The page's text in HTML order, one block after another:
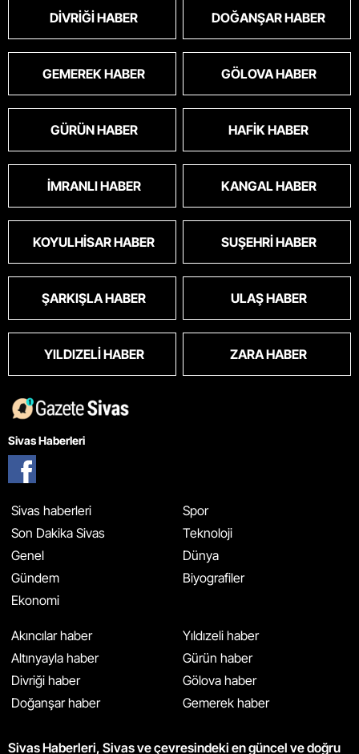
DIVRIĞI HABER DOĞANŞAR HABER
GEMEREK HABER GÖLOVA HABER
GÜRÜN HABER HAFIK HABER
İMRANLI HABER KANGAL HABER
KOYULHISAR HABER SUŞEHRI HABER
ŞARKIŞLA HABER ULAŞ HABER
YILDIZELI HABER ZARA HABER
Sivas Haberleri
Sivas haberleri
Son Dakika Sivas
Genel
Gündem
Ekonomi
Spor
Teknoloji
Dünya
Biyografiler
Akıncılar haber
Altınyayla haber
Divriği haber
Doğanşar haber
Yıldızeli haber
Gürün haber
Gölova haber
Gemerek haber
Sivas Haberleri, Sivas ve çevresindeki en güncel ve doğru